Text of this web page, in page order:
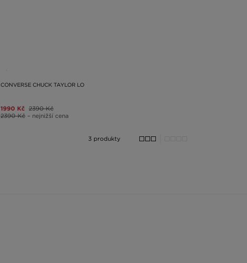
CONVERSE CHUCK TAYLOR LO
1990 Kč 2390 Kč
2390 Kč – nejnižší cena
3 produkty